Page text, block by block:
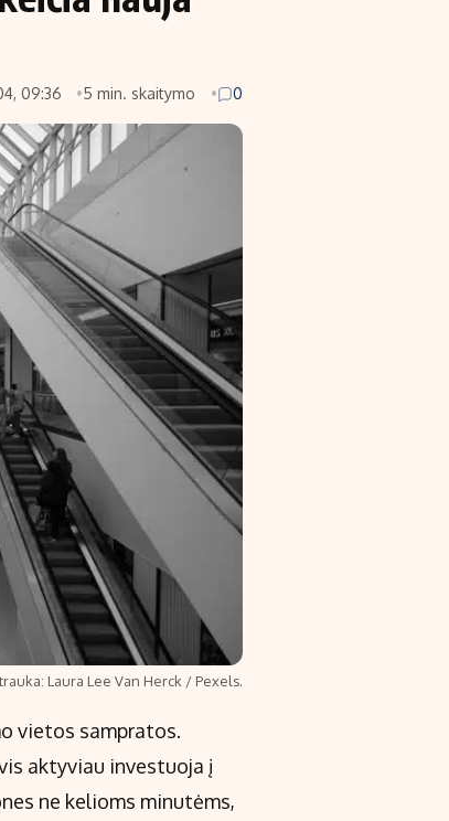
09:36 5 min. skaitymo 0
Laura Lee Van Herck / Pexels.
vietos sampratos.
aktyviau investuoja į
ne kelioms minutėms,